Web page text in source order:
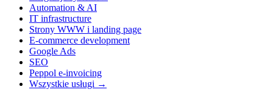
Automation & AI
IT infrastructure
Strony WWW i landing page
E-commerce development
Google Ads
SEO
Peppol e-invoicing
Wszystkie usługi →